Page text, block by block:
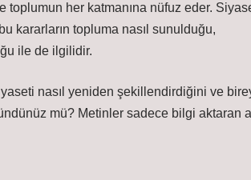
toplumun her katmanına nüfuz eder.
kararların topluma nasıl sunulduğu,
ile de ilgilidir.
nasıl yeniden şekillendirdiğini ve
mü? Metinler sadece bilgi aktaran